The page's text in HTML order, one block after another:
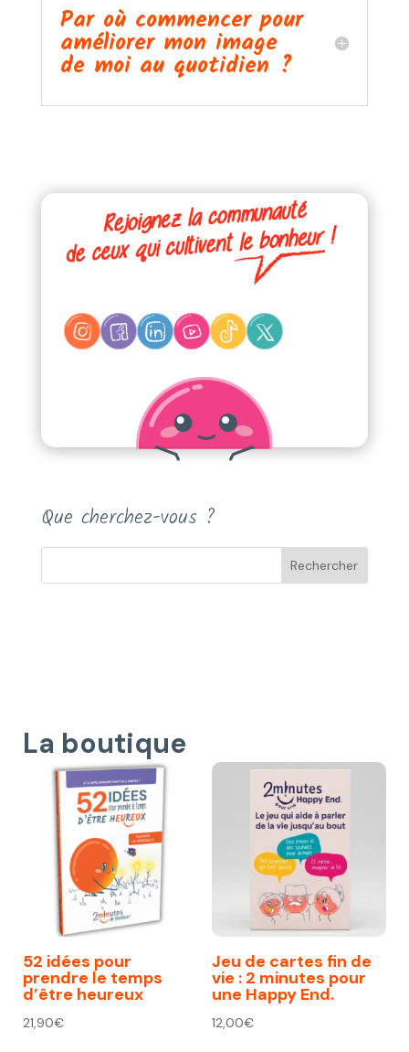
Par où commencer pour
améliorer mon image
de moi au quotidien ?
Que cherchez-vous ?
La boutique
52 idées pour
prendre le temps
d’être heureux
21,90€
Jeu de cartes fin de
vie : 2 minutes pour
une Happy End.
12,00€